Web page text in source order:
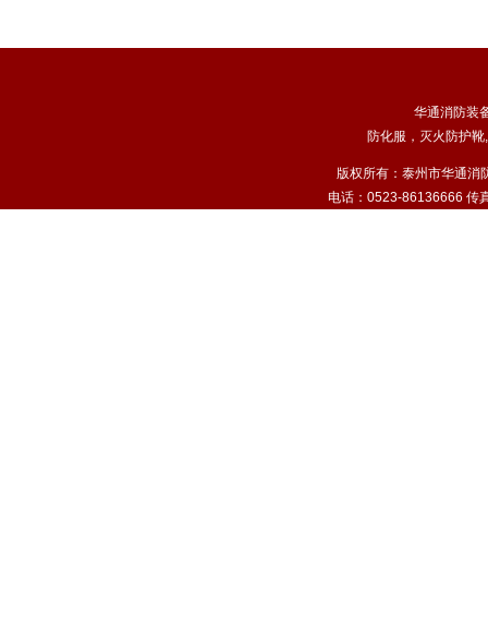
华通消防装
防化服 ， 灭火防护靴,
版权所有：泰州市华通消
电话：0523-86136666 传